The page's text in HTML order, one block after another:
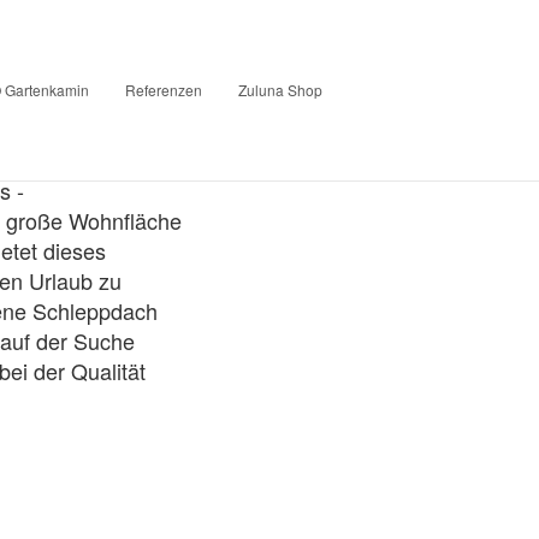
Referenzen Zuluna Shop
-
Wohnfläche
dieses
Urlaub zu
Schleppdach
der Suche
der Qualität